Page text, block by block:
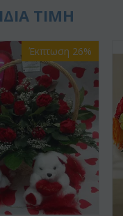
ΤΙΜΗ
Έκπτωση 26%